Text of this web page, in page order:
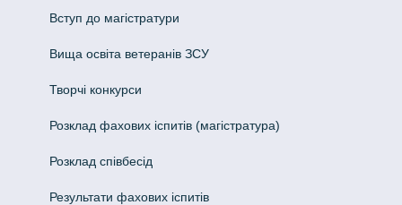
Вступ до магістратури
Вища освіта ветеранів ЗСУ
Творчі конкурси
Розклад фахових іспитів (магістратура)
Розклад співбесід
Результати фахових іспитів